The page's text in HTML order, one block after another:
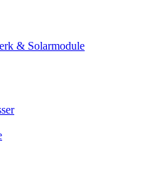
& Solarmodule